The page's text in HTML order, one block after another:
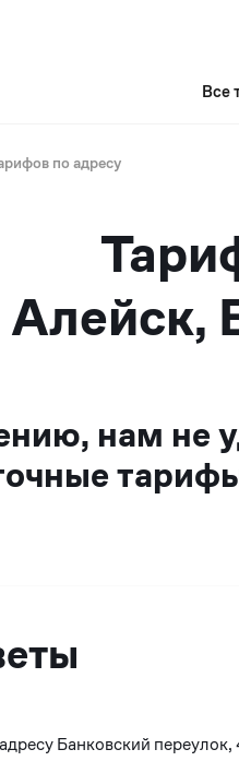
Все
по адресу
Алейск,
нам не
Банковский переулок,